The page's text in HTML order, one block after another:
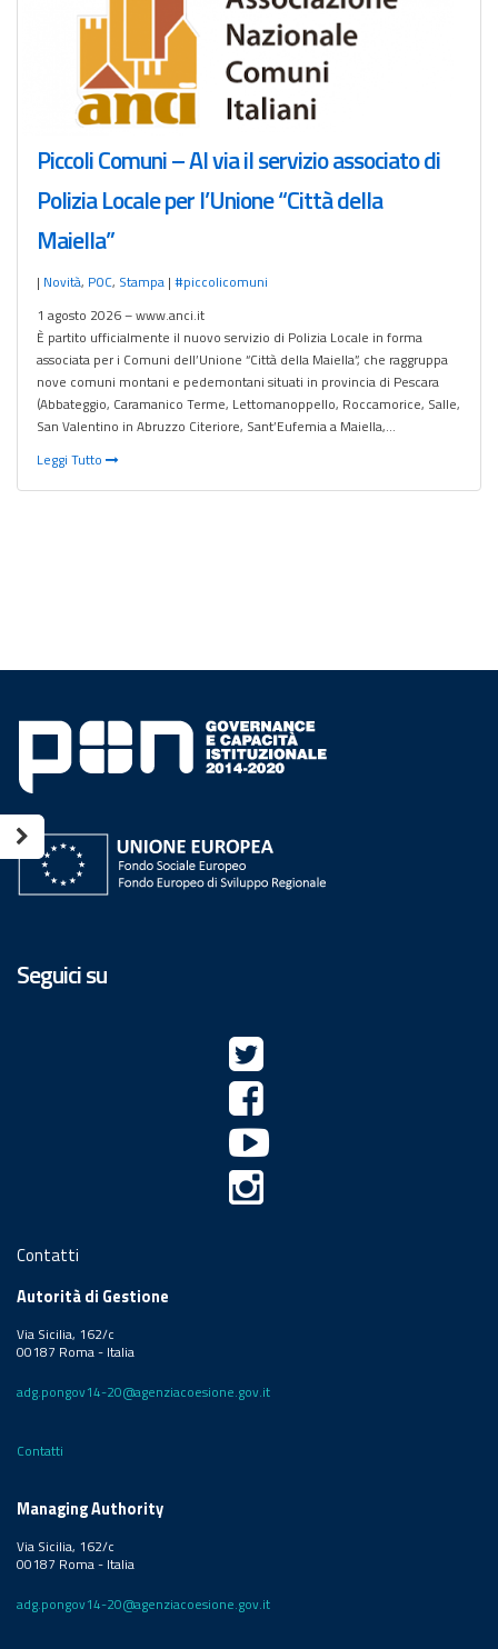
Piccoli Comuni – Al via il servizio associato di
Polizia Locale per l’Unione “Città della
Maiella”
| Novità, POC, Stampa | #piccolicomuni
1 agosto 2026 – www.anci.it
È partito ufficialmente il nuovo servizio di Polizia Locale in forma
associata per i Comuni dell’Unione “Città della Maiella”, che raggruppa
nove comuni montani e pedemontani situati in provincia di Pescara
(Abbateggio, Caramanico Terme, Lettomanoppello, Roccamorice, Salle,
San Valentino in Abruzzo Citeriore, Sant’Eufemia a Maiella,…
Leggi Tutto
Seguici su
Contatti
Autorità di Gestione
Via Sicilia, 162/c
00187 Roma - Italia
adg.pongov14-20@agenziacoesione.gov.it
Contatti
Managing Authority
Via Sicilia, 162/c
00187 Roma - Italia
adg.pongov14-20@agenziacoesione.gov.it